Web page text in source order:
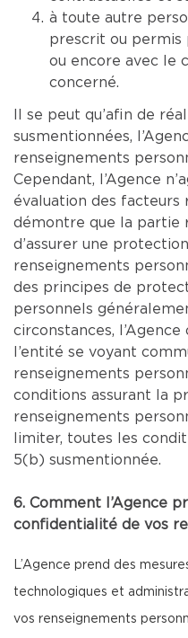
à toute autre
prescrit ou permis
ou encore avec le
concerné.
Il se peut qu’afin de
susmentionnées,
renseignements
Cependant, l’Agence
évaluation des facteurs
démontre que la partie
d’assurer une
renseignements
des principes de
personnels
circonstances,
l’entité se voyant
renseignements
conditions assurant la
renseignements
limiter, toutes les
5(b) susmentionnée.
6. Comment l’Agence
confidentialité de vos
L’Agence prend des
technologiques et
vos renseignements